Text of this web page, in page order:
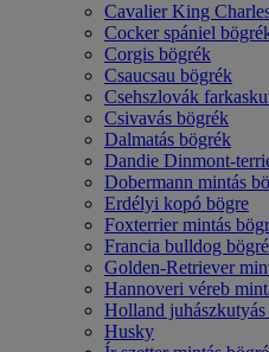
Cavalier King
Cocker spániel
Corgis bögrék
Csaucsau bögrék
Csehszlovák
Csivavás bögrék
Dalmatás bögrék
Dandie Dinmont-
Dobermann mintás
Erdélyi kopó bögre
Foxterrier mintás
Francia bulldog
Golden-Retriever
Hannoveri véreb
Holland juhászkutyás
Husky